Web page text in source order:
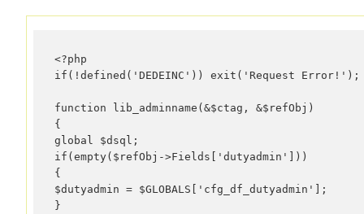
<?php
if(!defined('DEDEINC')) exit('Request
function lib_adminname(&$ctag, &$refObj)
{
global $dsql;
if(empty($refObj->Fields['dutyadmin']))
{
$dutyadmin = $GLOBALS['cfg_df_dutyadmin'];
}